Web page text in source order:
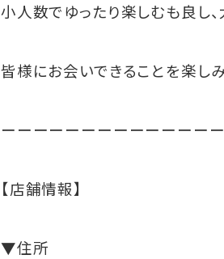
小人数でゆったり楽しむも良し
皆様にお会いできることを楽しみ
ーーーーーーーーーーーーー
【店舗情報】
▼住所